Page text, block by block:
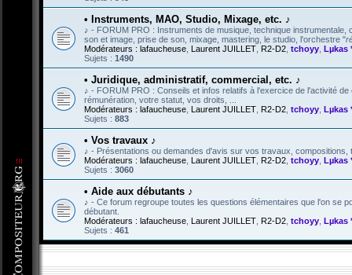
• Instruments, MAO, Studio, Mixage, etc. ♪
♪ - FORUM PRO : Instruments de musique, technique
son et image, prise de son, mixage, mastering, le studio, l'orchestre "
Modérateurs : lafaucheuse Laurent JUILLET R2-D2 tchoyy Lµkas
Sujets : 1490
• Juridique, administratif, commercial, etc. ♪
♪ - FORUM PRO : Conseils et infos relatifs à l'exercice de l'activité
rémunération, votre statut, vos droits, ...
Modérateurs : lafaucheuse Laurent JUILLET R2-D2 tchoyy Lµkas
Sujets : 883
• Vos travaux ♪
♪ - Présentations ou demandes d'avis sur vos travaux,
Modérateurs : lafaucheuse Laurent JUILLET R2-D2 tchoyy Lµkas
Sujets : 3060
• Aide aux débutants ♪
♪ - Ce forum regroupe toutes les questions élémentaires que l'on se
débutant.
Modérateurs : lafaucheuse Laurent JUILLET R2-D2 tchoyy Lµkas
Sujets : 461